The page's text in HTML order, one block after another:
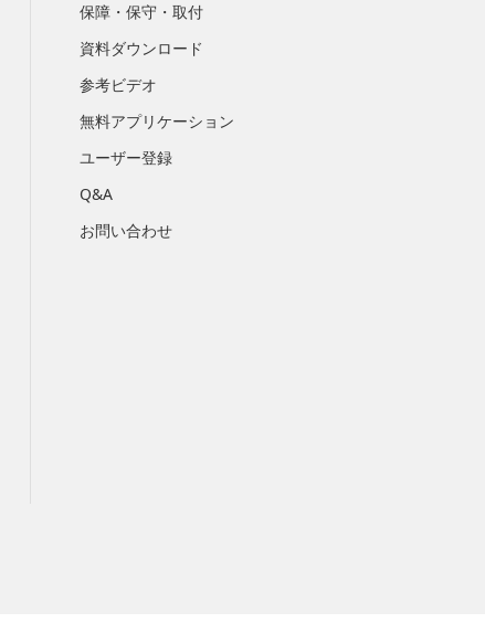
保障・保守・取付
資料ダウンロード
参考ビデオ
無料アプリケーション
ユーザー登録
Q&A
お問い合わせ